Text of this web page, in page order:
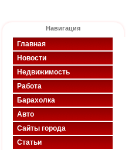
Навигация
Главная
Новости
Недвижимость
Работа
Барахолка
Авто
Сайты города
Статьи